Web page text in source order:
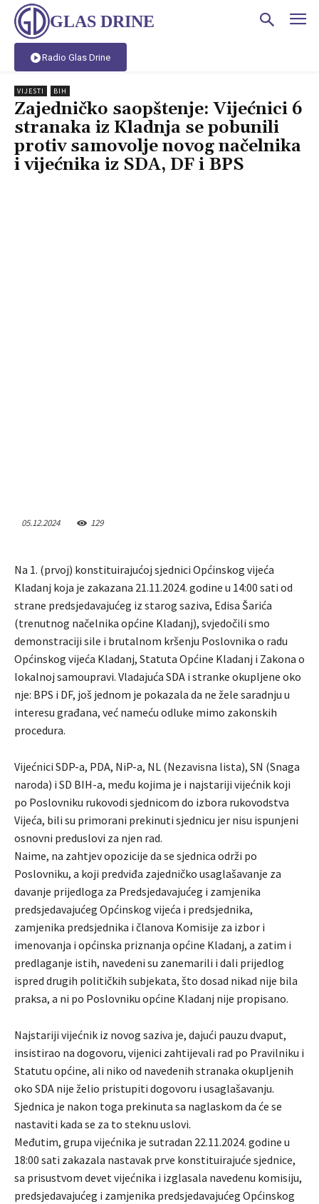
GLAS DRINE
Radio Glas Drine
VIJESTI BIH
Zajedničko saopštenje: Vijećnici 6
stranaka iz Kladnja se pobunili
protiv samovolje novog načelnika
i vijećnika iz SDA, DF i BPS
05.12.2024 129
Na 1. (prvoj) konstituirajućoj sjednici Općinskog vijeća
Kladanj koja je zakazana 21.11.2024. godine u 14:00 sati od
strane predsjedavajućeg iz starog saziva, Edisa Šarića
(trenutnog načelnika općine Kladanj), svjedočili smo
demonstraciji sile i brutalnom kršenju Poslovnika o radu
Općinskog vijeća Kladanj, Statuta Općine Kladanj i Zakona o
lokalnoj samoupravi. Vladajuća SDA i stranke okupljene oko
nje: BPS i DF, još jednom je pokazala da ne žele saradnju u
interesu građana, već nameću odluke mimo zakonskih
procedura.
Vijećnici SDP-a, PDA, NiP-a, NL (Nezavisna lista), SN (Snaga
naroda) i SD BIH-a, među kojima je i najstariji vijećnik koji
po Poslovniku rukovodi sjednicom do izbora rukovodstva
Vijeća, bili su primorani prekinuti sjednicu jer nisu ispunjeni
osnovni preduslovi za njen rad.
Naime, na zahtjev opozicije da se sjednica održi po
Poslovniku, a koji predviđa zajedničko usaglašavanje za
davanje prijedloga za Predsjedavajućeg i zamjenika
predsjedavajućeg Općinskog vijeća i predsjednika,
zamjenika predsjednika i članova Komisije za izbor i
imenovanja i općinska priznanja općine Kladanj, a zatim i
predlaganje istih, navedeni su zanemarili i dali prijedlog
ispred drugih političkih subjekata, što dosad nikad nije bila
praksa, a ni po Poslovniku općine Kladanj nije propisano.
Najstariji vijećnik iz novog saziva je, dajući pauzu dvaput,
insistirao na dogovoru, vijenici zahtijevali rad po Pravilniku i
Statutu općine, ali niko od navedenih stranaka okupljenih
oko SDA nije želio pristupiti dogovoru i usaglašavanju.
Sjednica je nakon toga prekinuta sa naglaskom da će se
nastaviti kada se za to steknu uslovi.
Međutim, grupa vijećnika je sutradan 22.11.2024. godine u
18:00 sati zakazala nastavak prve konstituirajuće sjednice,
sa prisustvom devet vijećnika i izglasala navedenu komisiju,
predsjedavajućeg i zamjenika predsjedavajućeg Općinskog